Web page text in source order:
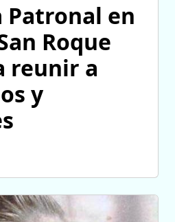
Patronal en
Roque
reunir a
y